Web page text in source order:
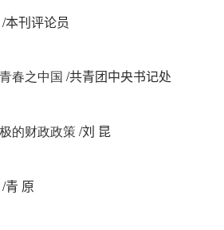
/本刊评论员
春之中国 /共青团中央书记处
的财政政策/刘 昆
/青 原